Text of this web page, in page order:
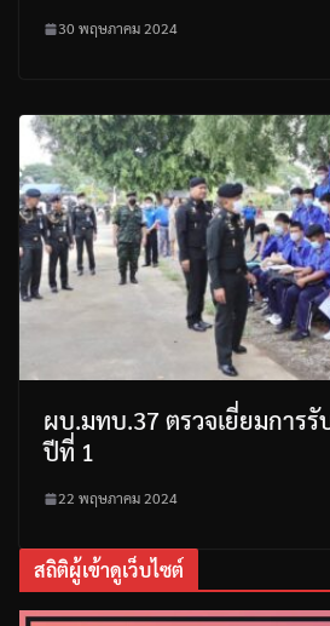
30 พฤษภาคม 2024
ผบ.มทบ.37 ตรวจเยี่ยมการ
ปีที่ 1
22 พฤษภาคม 2024
สถิติผู้เข้าดูเว็บไซต์